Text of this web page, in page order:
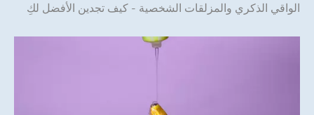
الواقي الذكري والمزلقات الشخصية - كيف تجدين الأفضل لكِ